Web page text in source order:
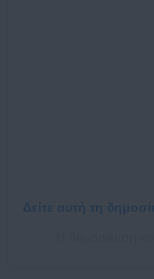
Δείτε αυτή τη